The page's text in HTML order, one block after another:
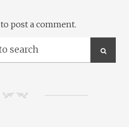
to post a comment.
NM